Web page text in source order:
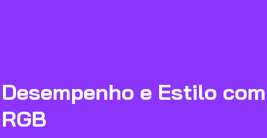
Desempenho e Estilo com
RGB